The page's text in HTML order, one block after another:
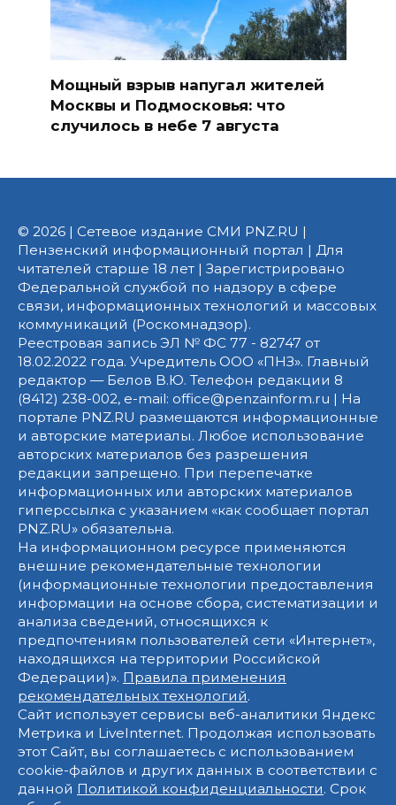
Мощный взрыв напугал жителей
Москвы и Подмосковья: что
случилось в небе 7 августа
© 2026 | Сетевое издание СМИ PNZ.RU |
Пензенский информационный портал | Для
читателей старше 18 лет | Зарегистрировано
Федеральной службой по надзору в сфере
связи, информационных технологий и массовых
коммуникаций (Роскомнадзор).
Реестровая запись ЭЛ № ФС 77 - 82747 от
18.02.2022 года. Учредитель ООО «ПНЗ». Главный
редактор — Белов В.Ю. Телефон редакции 8
(8412) 238-002, e-mail: office@penzainform.ru | На
портале PNZ.RU размещаются информационные
и авторские материалы. Любое использование
авторских материалов без разрешения
редакции запрещено. При перепечатке
информационных или авторских материалов
гиперссылка с указанием «как сообщает портал
PNZ.RU» обязательна.
На информационном ресурсе применяются
внешние рекомендательные технологии
(информационные технологии предоставления
информации на основе сбора, систематизации и
анализа сведений, относящихся к
предпочтениям пользователей сети «Интернет»,
находящихся на территории Российской
Федерации)». Правила применения
рекомендательных технологий.
Сайт использует сервисы веб-аналитики Яндекс
Метрика и LiveInternet. Продолжая использовать
этот Сайт, вы соглашаетесь с использованием
cookie-файлов и других данных в соответствии с
данной Политикой конфиденциальности. Срок